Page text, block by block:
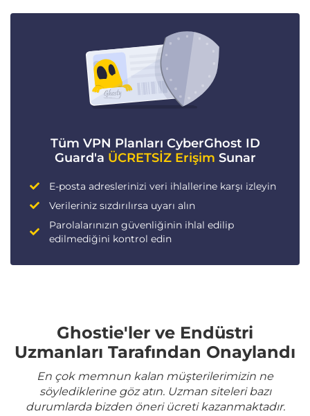
Tüm VPN Planları CyberGhost ID
Guard'a ÜCRETSİZ Erişim Sunar
E-posta adreslerinizi veri ihlallerine karşı izleyin
Verileriniz sızdırılırsa uyarı alın
Parolalarınızın güvenliğinin ihlal edilip
edilmediğini kontrol edin
Ghostie'ler ve Endüstri
Uzmanları Tarafından Onaylandı
En çok memnun kalan müşterilerimizin ne
söylediklerine göz atın. Uzman siteleri bazı
durumlarda bizden öneri ücreti kazanmaktadır.